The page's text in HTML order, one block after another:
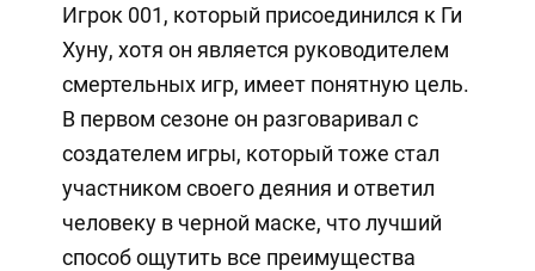
Игрок 001, который присоединился к Ги
Хуну, хотя он является руководителем
смертельных игр, имеет понятную цель.
В первом сезоне он разговаривал с
создателем игры, который тоже стал
участником своего деяния и ответил
человеку в черной маске, что лучший
способ ощутить все преимущества